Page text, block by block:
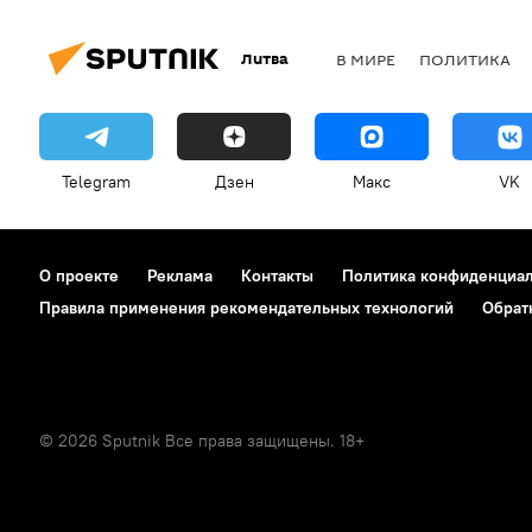
Литва В МИРЕ ПОЛИТИКА
Telegram Дзен Макс VK
О проекте Реклама Контакты Политика
Правила применения рекомендательных технологий
© 2026 Sputnik Все права защищены. 18+